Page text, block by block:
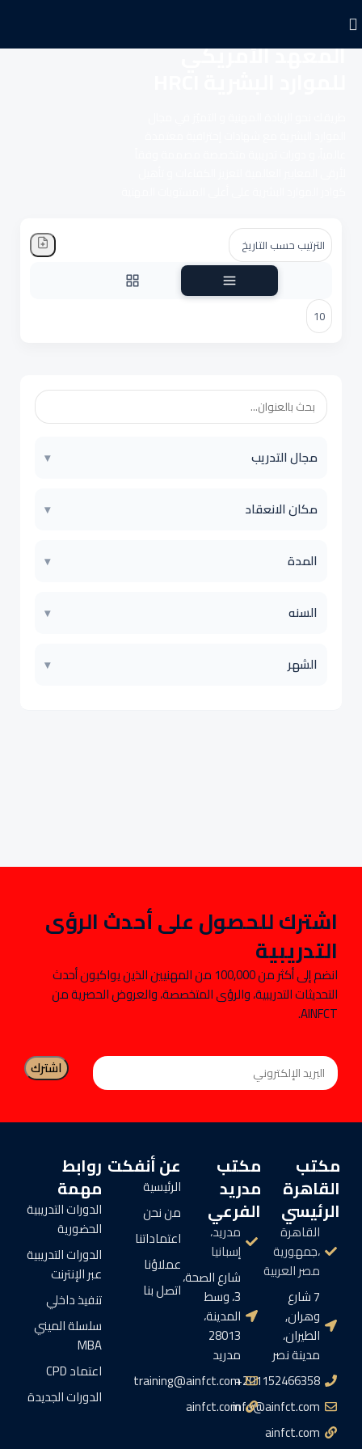
المعهد الأمريكي
مجال التدريب ▾
مكان الانعقاد ▾
المدة ▾
السنه ▾
الشهر ▾
اشترك للحصول على أحدث الرؤى
التدريبية
انضم إلى أكثر من 100,000 من المهنيين الذين يواكبون أحدث
التحديثات التدريبية، والرؤى المتخصصة، والعروض الحصرية من
AINFCT.
مكتب
القاهرة
الرئيسي
القاهرة
،جمهورية
مصر العربية
7 شارع
وهران,
الطيران،
مدينة نصر
201152466358+
info@ainfct.com
ainfct.com
مكتب
مدريد
الفرعي
مدريد،
إسبانيا
شارع الصحة،
3، وسط
المدينة،
28013
مدريد
training@ainfct.com
ainfct.com
عن أنفكت
الرئيسية
من نحن
اعتماداتنا
عملاؤنا
اتصل بنا
روابط
مهمة
الدورات التدريبية
الحضورية
الدورات التدريبية
عبر الإنترنت
تنفيذ داخلي
سلسلة الميني
MBA
اعتماد CPD
الدورات الجديدة